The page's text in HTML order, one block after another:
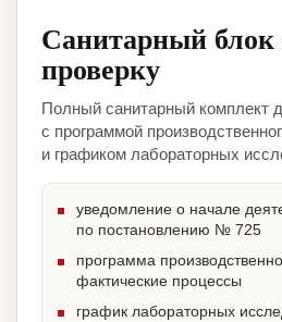
Санитарный блок
проверку
Полный санитарный комплект
с программой
и графиком лабораторных
уведомление о начале
по постановлению № 725
программа
фактические процессы
график лабораторных